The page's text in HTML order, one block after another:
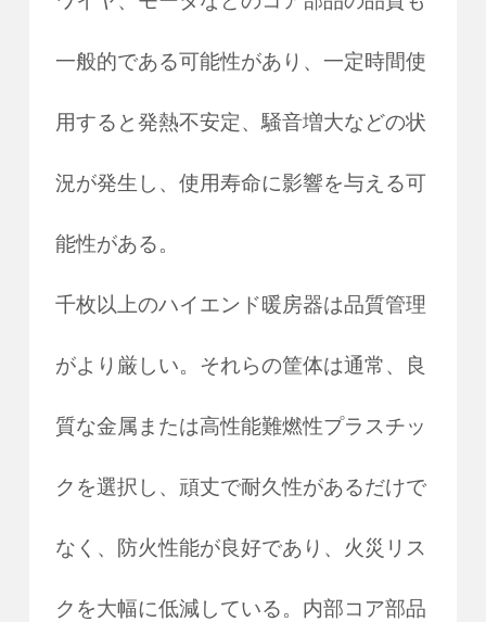
一般的である可能性があり、一定時間使
用すると発熱不安定、騒音増大などの状
況が発生し、使用寿命に影響を与える可
能性がある。
千枚以上のハイエンド暖房器は品質管理
がより厳しい。それらの筐体は通常、良
質な金属または高性能難燃性プラスチッ
クを選択し、頑丈で耐久性があるだけで
なく、防火性能が良好であり、火災リス
クを大幅に低減している。内部コア部品